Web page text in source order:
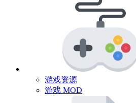
游戏资源
游戏 MOD